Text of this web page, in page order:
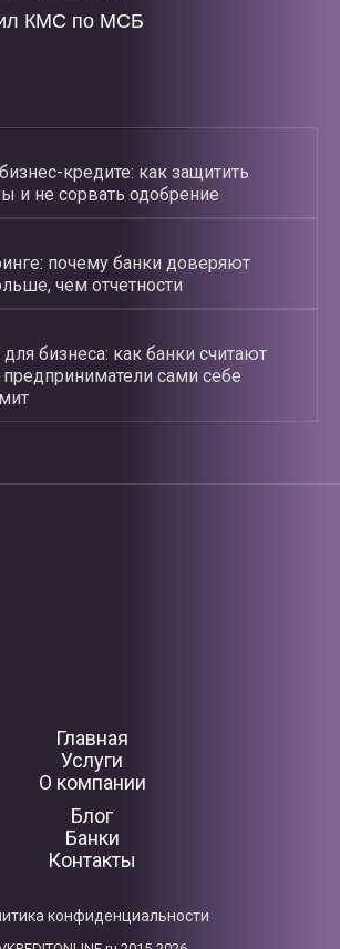
КМС по МСБ
кредите: как защитить
и не сорвать одобрение
почему банки доверяют
чем отчетности
бизнеса: как банки считают
предприниматели сами себе
Главная
Услуги
О компании
Блог
Банки
Контакты
конфиденциальности